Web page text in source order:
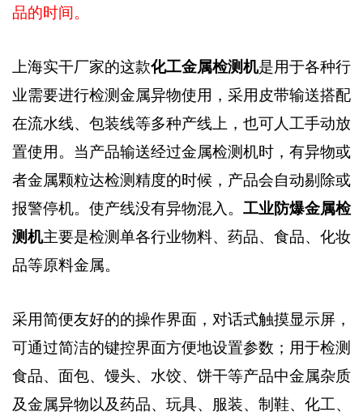
品的时间。
上海实干厂家的这款化工金属检测机是用于各种行
业需要进行检测金属异物使用，采用皮带输送搭配
在流水线、包装线等多种产线上，也可人工手动放
置使用。当产品输送经过金属检测机时，有异物或
者金属颗粒达检测精度的时候，产品会自动剔除或
报警停机。使产线没有异物混入。 工业防爆金属检
测机主要是检测单各行业物料、药品、食品、化妆
品等原料金属。
采用简便友好的的操作界面，对话式触摸显示屏，
可通过简洁的键控界面方便地设置参数；用于检测
食品、面包、馒头、水饺、饼干等产品中金属杂质
及金属异物以及药品、玩具、服装、制鞋、化工、